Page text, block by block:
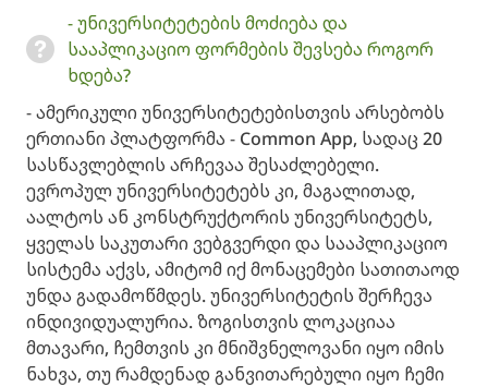
- უნივერსიტეტების მოძიება და
სააპლიკაციო ფორმების შევსება როგორ
ხდება?
​- ამერიკული უნივერსიტეტებისთვის არსებობს
ერთიანი პლატფორმა - Common App, სადაც 20
სასწავლებლის არჩევაა შესაძლებელი.
ევროპულ უნივერსიტეტებს კი, მაგალითად,
აალტოს ან კონსტრუქტორის უნივერსიტეტს,
ყველას საკუთარი ვებგვერდი და სააპლიკაციო
სისტემა აქვს, ამიტომ იქ მონაცემები სათითაოდ
უნდა გადამოწმდეს. ​უნივერსიტეტის შერჩევა
ინდივიდუალურია. ზოგისთვის ლოკაციაა
მთავარი, ჩემთვის კი მნიშვნელოვანი იყო იმის
ნახვა, თუ რამდენად განვითარებული იყო ჩემი